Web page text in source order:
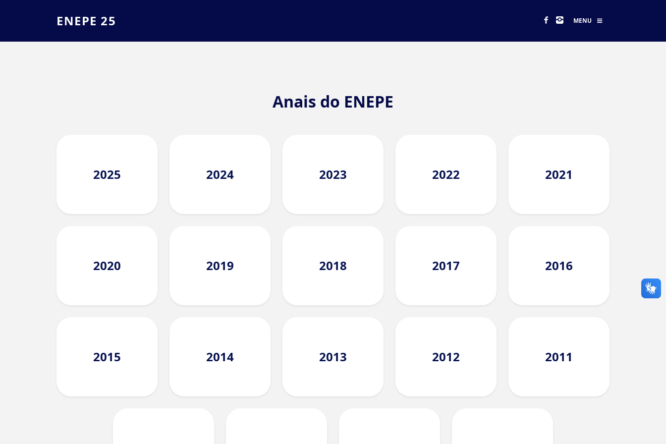
ENEPE 25 MENU
Anais do ENEPE
2025 2024 2023 2022 2021
2020 2019 2018 2017 2016
2015 2014 2013 2012 2011